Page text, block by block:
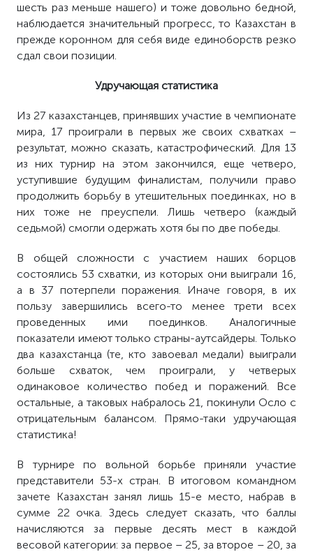
шесть раз меньше нашего) и тоже довольно бедной,
наблюдается значительный прогресс, то Казахстан в
прежде коронном для себя виде единоборств резко
сдал свои позиции.
Удручающая статистика
Из 27 казахстанцев, принявших участие в чемпионате
мира, 17 проиграли в первых же своих схватках –
результат, можно сказать, катастрофический. Для 13
из них турнир на этом закончился, еще четверо,
уступившие будущим финалистам, получили право
продолжить борьбу в утешительных поединках, но в
них тоже не преуспели. Лишь четверо (каждый
седьмой) смогли одержать хотя бы по две победы.
В общей сложности с участием наших борцов
состоялись 53 схватки, из которых они выиграли 16,
а в 37 потерпели поражения. Иначе говоря, в их
пользу завершились всего-то менее трети всех
проведенных ими поединков. Аналогичные
показатели имеют только страны-аутсайдеры. Только
два казахстанца (те, кто завоевал медали) выиграли
больше схваток, чем проиграли, у четверых
одинаковое количество побед и поражений. Все
остальные, а таковых набралось 21, покинули Осло с
отрицательным балансом. Прямо-таки удручающая
статистика!
В турнире по вольной борьбе приняли участие
представители 53-х стран. В итоговом командном
зачете Казахстан занял лишь 15-е место, набрав в
сумме 22 очка. Здесь следует сказать, что баллы
начисляются за первые десять мест в каждой
весовой категории: за первое – 25, за второе – 20, за